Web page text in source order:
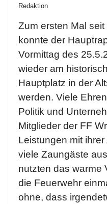
Redaktion
Zum ersten Mal seit
konnte der
Vormittag des
wieder am
Hauptplatz in der
werden. Viele
Politik und
Mitglieder der FF
Leistungen mit
viele Zaungäste
nutzten das warme
die Feuerwehr
ohne, dass